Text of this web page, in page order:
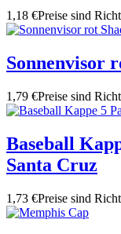
1,18 €Preise sind
Sonnenvisor
1,79 €Preise sind
Baseball
Santa Cruz
1,73 €Preise sind